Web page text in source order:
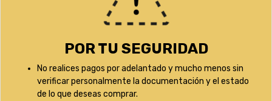
POR TU SEGURIDAD
No realices pagos por adelantado y mucho menos sin
verificar personalmente la documentación y el estado
de lo que deseas comprar.